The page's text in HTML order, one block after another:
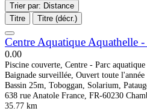
Trier par: Distance
Titre
Titre (décr.)
Centre Aquatique Aquathelle
0.00
Piscine couverte, Centre - Parc aquatique
Baignade surveillée, Ouvert toute l'année
Bassin 25m, Toboggan, Solarium,
638 rue Anatole France, FR-60230
35.77 km